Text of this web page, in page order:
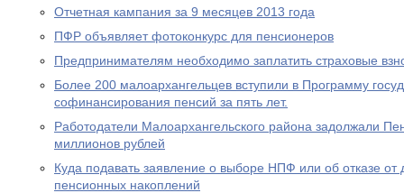
Отчетная кампания за 9 месяцев 2013 года
ПФР объявляет фотоконкурс для пенсионеров
Предпринимателям необходимо заплатить страховые
Более 200 малоархангельцев вступили в Программу
софинансирования пенсий за пять лет.
Работодатели Малоархангельского района задолжали
миллионов рублей
Куда подавать заявление о выборе НПФ или об отказе
пенсионных накоплений